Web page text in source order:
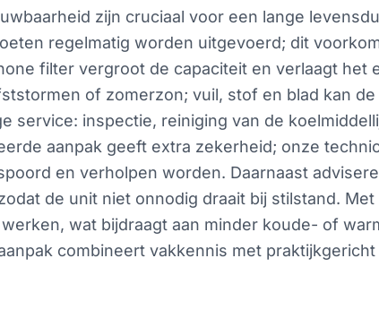
zijn cruciaal voor een lange
regelmatig worden uitgevoerd; dit
filter vergroot de capaciteit en verlaagt
of zomerzon; vuil, stof en blad kan
service: inspectie, reiniging van de
aanpak geeft extra zekerheid; onze
en verholpen worden. Daarnaast
de unit niet onnodig draait bij stilstand.
wat bijdraagt aan minder koude- of
combineert vakkennis met